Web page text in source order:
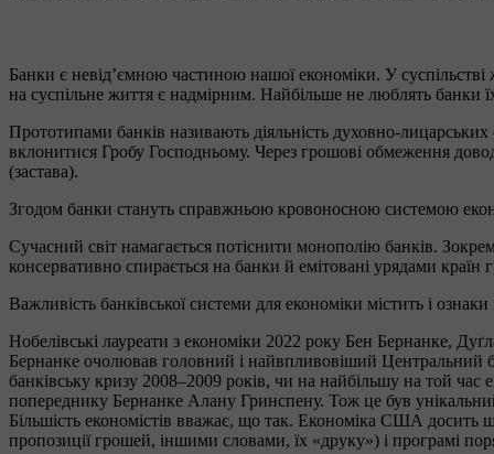
Банки є невід’ємною частиною нашої економіки. У суспільстві
на суспільне життя є надмірним. Найбільше не люблять банки
Прототипами банків називають діяльність духовно-
вклонитися Гробу Господньому. Через грошові обмеження
(застава).
Згодом банки стануть справжньою кровоносною системою
Сучасний світ намагається потіснити монополію банків.
консервативно спирається на банки й емітовані урядами країн
Важливість банківської системи для економіки містить і
Нобелівські лауреати з економіки 2022 року Бен Бернанке,
Бернанке очолював головний і найвпливовіший Центральний
банківську кризу 2008–2009 років, чи на найбільшу на той
попереднику Бернанке Алану Гринспену. Тож це був
Більшість економістів вважає, що так. Економіка США досить
пропозиції грошей, іншими словами, їх «друку») і програмі